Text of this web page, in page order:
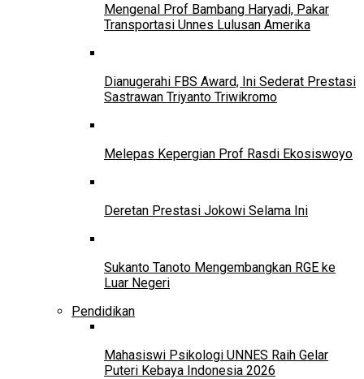
Mengenal Prof Bambang Haryadi, Pakar
Transportasi Unnes Lulusan Amerika
Dianugerahi FBS Award, Ini Sederat Prestasi
Sastrawan Triyanto Triwikromo
Melepas Kepergian Prof Rasdi Ekosiswoyo
Deretan Prestasi Jokowi Selama Ini
Sukanto Tanoto Mengembangkan RGE ke
Luar Negeri
Pendidikan
Mahasiswi Psikologi UNNES Raih Gelar
Puteri Kebaya Indonesia 2026